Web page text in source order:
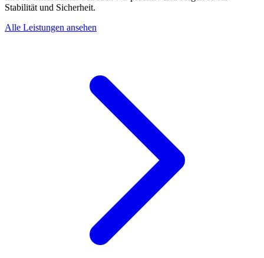
Stabilität und Sicherheit.
Alle Leistungen ansehen